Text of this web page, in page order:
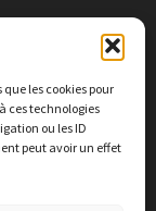
les cookies pour
ces technologies
ou les ID
peut avoir un effet